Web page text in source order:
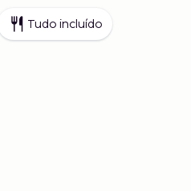
Tudo incluído